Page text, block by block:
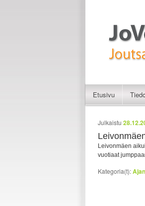
Siirry sisältöön
Siirry
Etusivu
Artikkelien
Julkaistu
Leivonmäen
vuotiaat
Kategoria(t):